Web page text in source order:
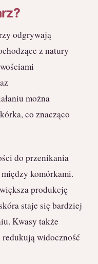
odgrywają
z natury
można
co znacząco
do przenikania
między komórkami.
produkcję
staje się bardziej
Kwasy także
redukują widoczność